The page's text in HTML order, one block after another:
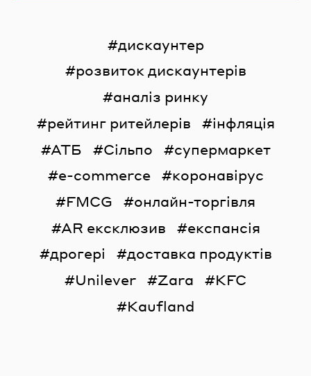
дискаунтер
розвиток дискаунтерів
аналіз ринку
рейтинг ритейлерів
інфляція
АТБ
Сільпо
супермаркет
e-commerce
коронавірус
FMCG
онлайн-торгівля
AR ексклюзив
експансія
дрогері
доставка продуктів
Unilever
Zara
KFC
Kaufland